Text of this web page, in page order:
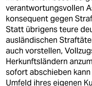
verantwortungsvollen
konsequent gegen
Statt übrigens teure
ausländischen
auch vorstellen,
Herkunftsländern
sofort abschieben
Umfeld ihres eigenen